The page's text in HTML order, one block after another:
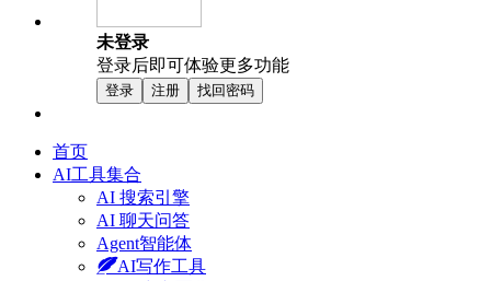
未登录
登录后即可体验更多功能
登录 注册 找回密码
首页
AI工具集合
AI 搜索引擎
AI 聊天问答
Agent智能体
AI写作工具